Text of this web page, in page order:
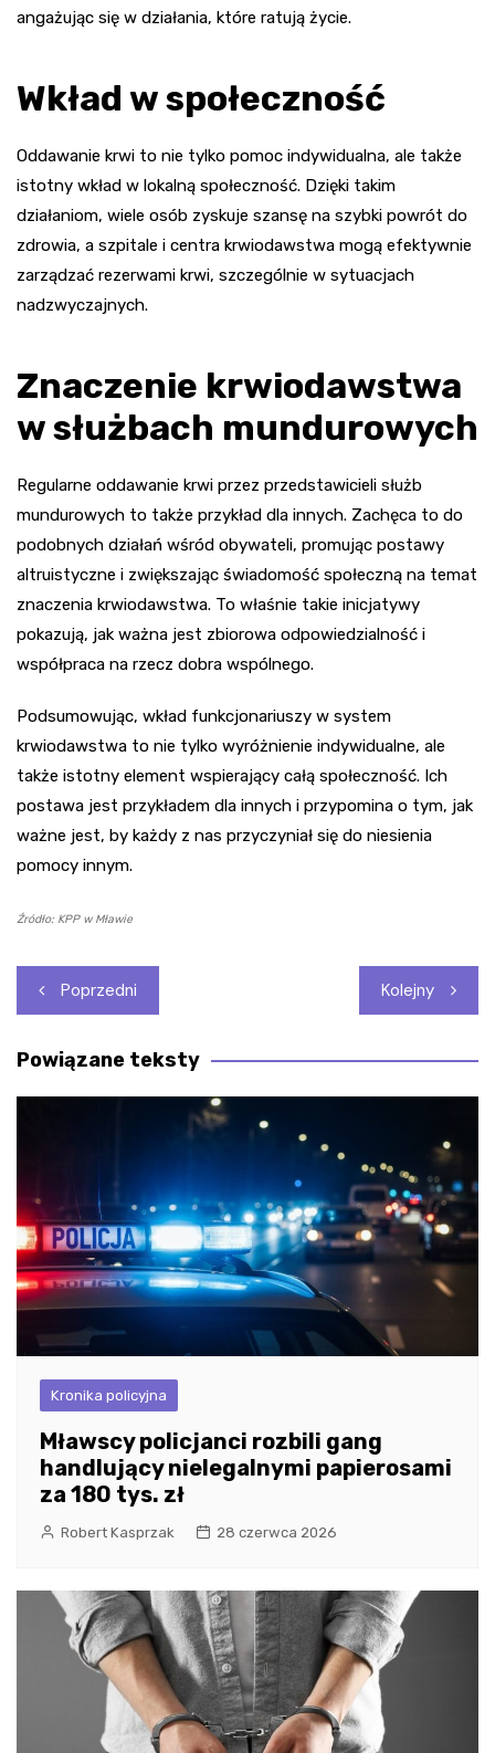
angażując się w działania, które ratują życie.
Wkład w społeczność
Oddawanie krwi to nie tylko pomoc indywidualna, ale także
istotny wkład w lokalną społeczność. Dzięki takim
działaniom, wiele osób zyskuje szansę na szybki powrót do
zdrowia, a szpitale i centra krwiodawstwa mogą efektywnie
zarządzać rezerwami krwi, szczególnie w sytuacjach
nadzwyczajnych.
Znaczenie krwiodawstwa
w służbach mundurowych
Regularne oddawanie krwi przez przedstawicieli służb
mundurowych to także przykład dla innych. Zachęca to do
podobnych działań wśród obywateli, promując postawy
altruistyczne i zwiększając świadomość społeczną na temat
znaczenia krwiodawstwa. To właśnie takie inicjatywy
pokazują, jak ważna jest zbiorowa odpowiedzialność i
współpraca na rzecz dobra wspólnego.
Podsumowując, wkład funkcjonariuszy w system
krwiodawstwa to nie tylko wyróżnienie indywidualne, ale
także istotny element wspierający całą społeczność. Ich
postawa jest przykładem dla innych i przypomina o tym, jak
ważne jest, by każdy z nas przyczyniał się do niesienia
pomocy innym.
Źródło: KPP w Mławie
Nawigacja
wpisu
Poprzedni Kolejny
Powiązane teksty
Kronika policyjna
Mławscy policjanci rozbili gang
handlujący nielegalnymi papierosami
za 180 tys. zł
Robert Kasprzak 28 czerwca 2026